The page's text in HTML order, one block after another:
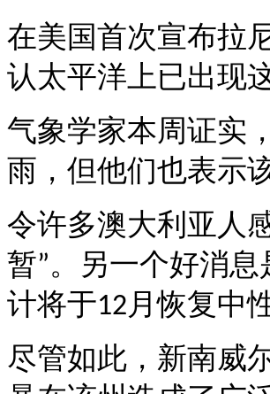
在美国首次宣布拉
认太平洋上已出现
气象学家本周证实
雨，但他们也表示
令许多澳大利亚人
暂”。另一个好消
计将于12 月恢复中
尽管如此，新南威